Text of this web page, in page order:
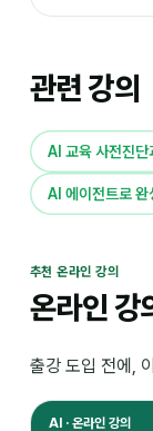
관련 강의
AI 교육 사전진단
AI 에이전트로 완
추천 온라인 강의
온라인 강
출강 도입 전에,
AI · 온라인 강의